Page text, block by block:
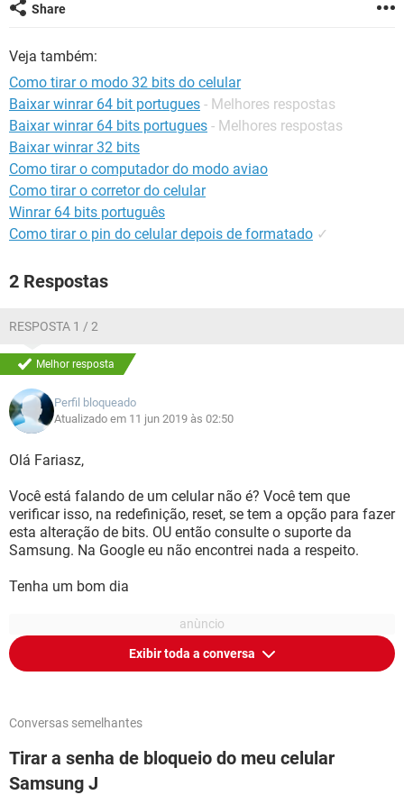
GUIA DE COMPRAS
Share
Veja também:
Como tirar o modo 32 bits do celular
Baixar winrar 64 bit portugues - Melhores respostas
Baixar winrar 64 bits portugues - Melhores respostas
Baixar winrar 32 bits
Como tirar o computador do modo aviao
Como tirar o corretor do celular
Winrar 64 bits português
Como tirar o pin do celular depois de formatado ✓
2 Respostas
RESPOSTA 1 / 2
Melhor resposta
Perfil bloqueado
Atualizado em 11 jun 2019 às 02:50
Olá Fariasz,
Você está falando de um celular não é? Você tem que
verificar isso, na redefinição, reset, se tem a opção para fazer
esta alteração de bits. OU então consulte o suporte da
Samsung. Na Google eu não encontrei nada a respeito.
Tenha um bom dia
Exibir toda a conversa
Conversas semelhantes
Tirar a senha de bloqueio do meu celular
Samsung J